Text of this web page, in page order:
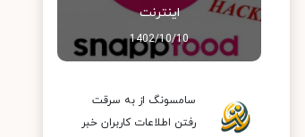
اینترنت
1402/10/10
سامسونگ از به سرقت
رفتن اطلاعات کاربران خبر